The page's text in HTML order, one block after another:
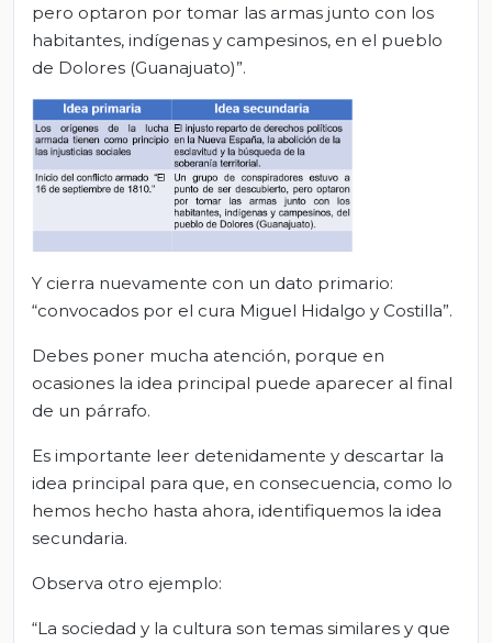
pero optaron por tomar las armas junto con los
habitantes, indígenas y campesinos, en el pueblo
de Dolores (Guanajuato)”.
Y cierra nuevamente con un dato primario:
“convocados por el cura Miguel Hidalgo y Costilla”.
Debes poner mucha atención, porque en
ocasiones la idea principal puede aparecer al final
de un párrafo.
Es importante leer detenidamente y descartar la
idea principal para que, en consecuencia, como lo
hemos hecho hasta ahora, identifiquemos la idea
secundaria.
Observa otro ejemplo:
“La sociedad y la cultura son temas similares y que